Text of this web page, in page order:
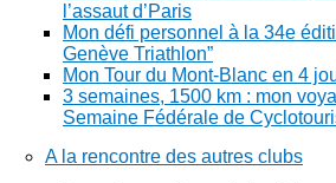
l’assaut d’Paris
Mon défi personnel à la 34e
Genève Triathlon”
Mon Tour du Mont-Blanc en 4
3 semaines, 1500 km : mon
Semaine Fédérale de
A la rencontre des autres clubs